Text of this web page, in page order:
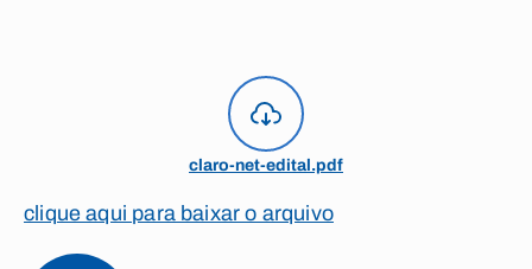
claro-net-edital.pdf
clique aqui para baixar o arquivo